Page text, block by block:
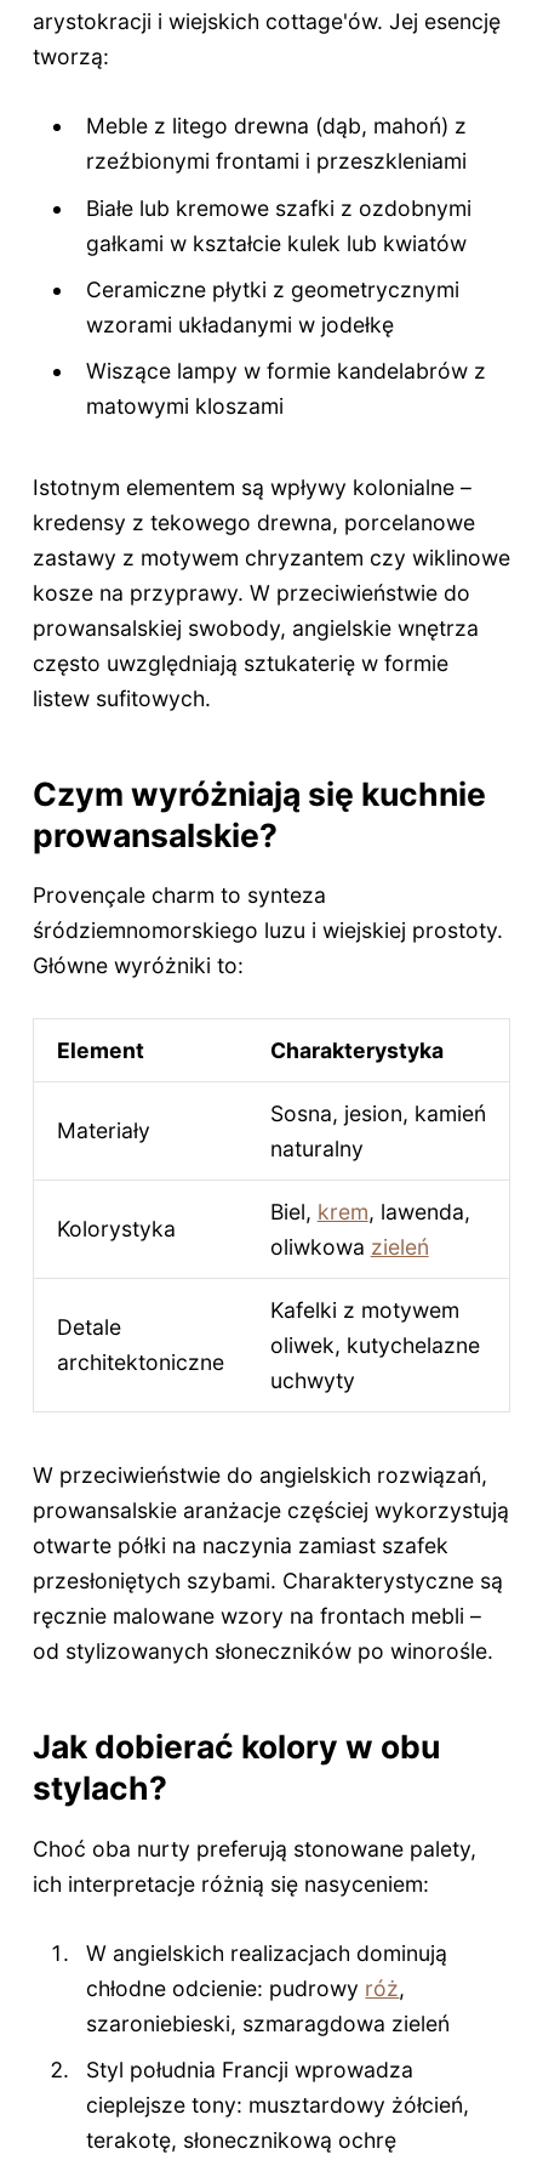
arystokracji i wiejskich cottage'ów. Jej esencję
tworzą:
Meble z litego drewna (dąb, mahoń) z
rzeźbionymi frontami i przeszkleniami
Białe lub kremowe szafki z ozdobnymi
gałkami w kształcie kulek lub kwiatów
Ceramiczne płytki z geometrycznymi
wzorami układanymi w jodełkę
Wiszące lampy w formie kandelabrów z
matowymi kloszami
Istotnym elementem są wpływy kolonialne –
kredensy z tekowego drewna, porcelanowe
zastawy z motywem chryzantem czy wiklinowe
kosze na przyprawy. W przeciwieństwie do
prowansalskiej swobody, angielskie wnętrza
często uwzględniają sztukaterię w formie
listew sufitowych.
Czym wyróżniają się kuchnie
prowansalskie?
Provençale charm to synteza
śródziemnomorskiego luzu i wiejskiej prostoty.
Główne wyróżniki to:
Element Charakterystyka
Materiały
Sosna, jesion, kamień
naturalny
Kolorystyka
Biel, krem, lawenda,
oliwkowa zieleń
Detale
architektoniczne
Kafelki z motywem
oliwek, kutychelazne
uchwyty
W przeciwieństwie do angielskich rozwiązań,
prowansalskie aranżacje częściej wykorzystują
otwarte półki na naczynia zamiast szafek
przesłoniętych szybami. Charakterystyczne są
ręcznie malowane wzory na frontach mebli –
od stylizowanych słoneczników po winorośle.
Jak dobierać kolory w obu
stylach?
Choć oba nurty preferują stonowane palety,
ich interpretacje różnią się nasyceniem:
W angielskich realizacjach dominują
chłodne odcienie: pudrowy róż,
szaroniebieski, szmaragdowa zieleń
Styl południa Francji wprowadza
cieplejsze tony: musztardowy żółcień,
terakotę, słonecznikową ochrę